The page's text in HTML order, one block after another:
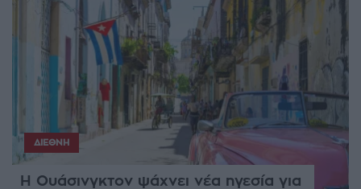
ΔΙΕΘΝΉ
Η Ουάσινγκτον ψάχνει νέα ηγεσία για